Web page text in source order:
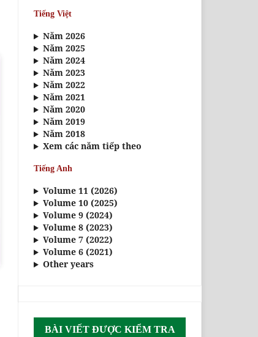
Tiếng Việt
Năm 2026
Năm 2025
Năm 2024
Năm 2023
Năm 2022
Năm 2021
Năm 2020
Năm 2019
Năm 2018
Xem các năm tiếp theo
Tiếng Anh
Volume 11 (2026)
Volume 10 (2025)
Volume 9 (2024)
Volume 8 (2023)
Volume 7 (2022)
Volume 6 (2021)
Other years
BÀI VIẾT ĐƯỢC KIỂM TRA